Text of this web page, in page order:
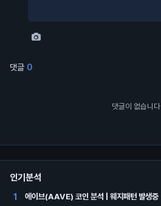
댓글 0
댓글이 없습니다
인기분석
1 에이브(AAVE) 코인 분석 | 웨지패턴 발생중